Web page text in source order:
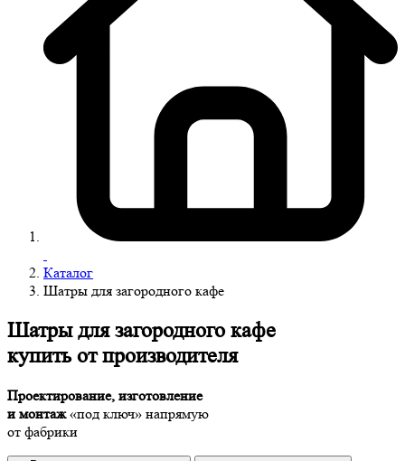
Каталог
Шатры для загородного кафе
Шатры для загородного кафе
купить от производителя
Проектирование, изготовление
и монтаж«под ключ» напрямую
от фабрики